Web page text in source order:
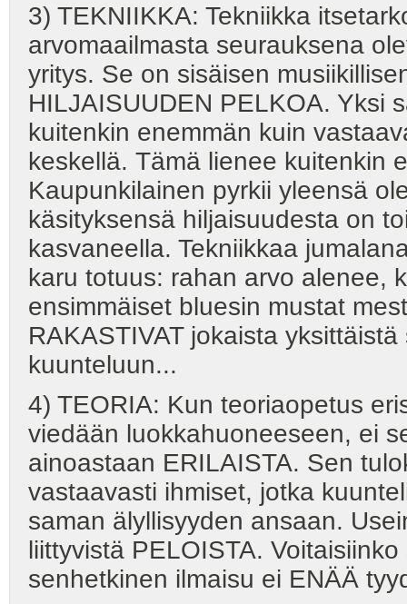
3) TEKNIIKKA: Tekniikka
arvomaailmasta seurauksena
yritys. Se on sisäisen
HILJAISUUDEN PELKOA. Yksi
kuitenkin enemmän kuin
keskellä. Tämä lienee kuitenkin
Kaupunkilainen pyrkii yleensä
käsityksensä hiljaisuudesta on
kasvaneella. Tekniikkaa
karu totuus: rahan arvo alenee,
ensimmäiset bluesin mustat
RAKASTIVAT jokaista
kuunteluun...
4) TEORIA: Kun teoriaopetus
viedään luokkahuoneeseen, ei
ainoastaan ERILAISTA. Sen
vastaavasti ihmiset, jotka
saman älyllisyyden ansaan.
liittyvistä PELOISTA.
senhetkinen ilmaisu ei ENÄÄ